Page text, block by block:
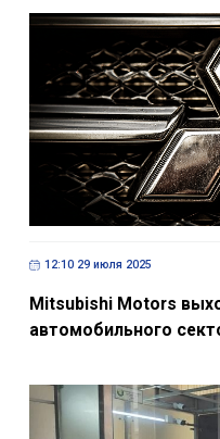
12:10 29 июля 2025
Mitsubishi Motors
автомобильного